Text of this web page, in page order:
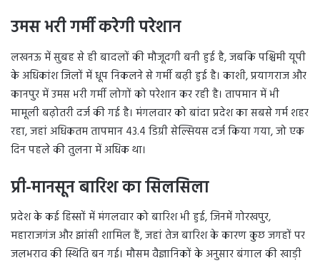
उमस भरी गर्मी करेगी परेशान
लखनऊ में सुबह से ही बादलों की मौजूदगी बनी हुई है, जबकि पश्चिमी यूपी
के अधिकांश जिलों में धूप निकलने से गर्मी बढ़ी हुई है। काशी, प्रयागराज और
कानपुर में उमस भरी गर्मी लोगों को परेशान कर रही है। तापमान में भी
मामूली बढ़ोतरी दर्ज की गई है। मंगलवार को बांदा प्रदेश का सबसे गर्म शहर
रहा, जहां अधिकतम तापमान 43.4 डिग्री सेल्सियस दर्ज किया गया, जो एक
दिन पहले की तुलना में अधिक था।
प्री-मानसून बारिश का सिलसिला
प्रदेश के कई हिस्सों में मंगलवार को बारिश भी हुई, जिनमें गोरखपुर,
महाराजगंज और झांसी शामिल हैं, जहां तेज बारिश के कारण कुछ जगहों पर
जलभराव की स्थिति बन गई। मौसम वैज्ञानिकों के अनुसार बंगाल की खाड़ी